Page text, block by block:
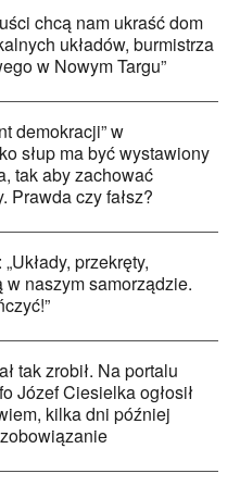
chcą nam ukraść dom
układów, burmistrza
w Nowym Targu”
demokracji” w
słup ma być wystawiony
tak aby zachować
Prawda czy fałsz?
przekręty,
w naszym samorządzie.
tak zrobił. Na portalu
Józef Ciesielka ogłosił
kilka dni później